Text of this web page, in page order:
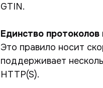
GTIN.
Единство
Это правило носит
поддерживает
HTTP(S).